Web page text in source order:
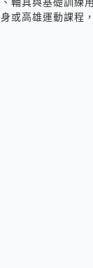
或高雄運動課程